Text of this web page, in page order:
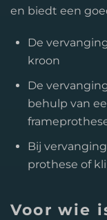
en biedt een
De
kroon
De
behulp van
Bij
prothese of
Voor wie